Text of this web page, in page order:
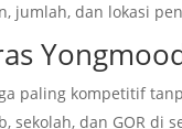
jumlah, dan lokasi
paling kompetitif
sekolah, dan GOR di